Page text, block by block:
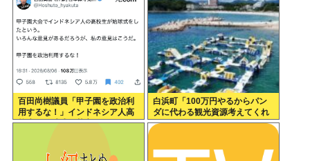
百田尚樹議員「甲子園を政治利
用するな！」インドネシア人高
校生の始球式に苦言www
白浜町「100万円やるからパン
ダに代わる観光資源考えてくれ
」